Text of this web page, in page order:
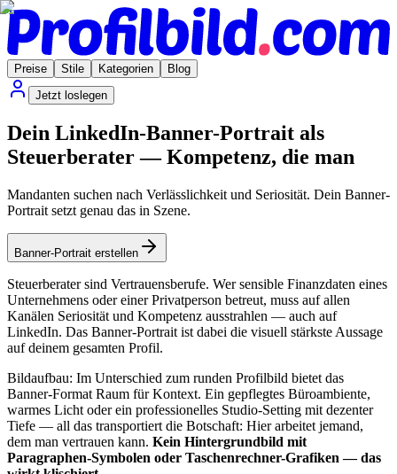
Preise Stile Kategorien
Blog
Jetzt loslegen
Dein LinkedIn-Banner-Portrait als
Steuerberater — Kompetenz, die man
Mandanten suchen nach Verlässlichkeit und Seriosität. Dein Banner-
Portrait setzt genau das in Szene.
Banner-Portrait erstellen
Steuerberater sind Vertrauensberufe. Wer sensible Finanzdaten eines
Unternehmens oder einer Privatperson betreut, muss auf allen
Kanälen Seriosität und Kompetenz ausstrahlen — auch auf
LinkedIn. Das Banner-Portrait ist dabei die visuell stärkste Aussage
auf deinem gesamten Profil.
Bildaufbau: Im Unterschied zum runden Profilbild bietet das
Banner-Format Raum für Kontext. Ein gepflegtes Büroambiente,
warmes Licht oder ein professionelles Studio-Setting mit dezenter
Tiefe — all das transportiert die Botschaft: Hier arbeitet jemand,
dem man vertrauen kann. Kein Hintergrundbild mit
Paragraphen-Symbolen oder Taschenrechner-Grafiken — das